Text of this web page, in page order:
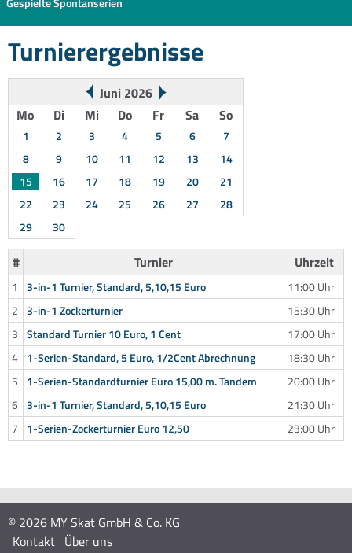
Turnierergebnisse
Juni 2026
Mo
Di Mi Do Fr Sa So
1 2 3 4 5 6
7
8
9 10 11 12 13
14
15
16 17 18 19 20
21
22
23 24 25 26 27
28
29
30
# Turnier Uhrzeit
1 3-in-1 Turnier, Standard, 5,10,15 Euro
11:00 Uhr
2 3-in-1 Zockerturnier
15:30 Uhr
3 Standard Turnier 10 Euro, 1 Cent
17:00 Uhr
4 1-Serien-Standard, 5 Euro, 1/2Cent Abrechnung
18:30 Uhr
5
1-Serien-Standardturnier Euro 15,00 m. Tandem
20:00 Uhr
6 3-in-1 Turnier, Standard, 5,10,15 Euro
21:30 Uhr
7
1-Serien-Zockerturnier Euro 12,50 23:00 Uhr
© 2026 MY Skat GmbH & Co. KG
Kontakt Über uns